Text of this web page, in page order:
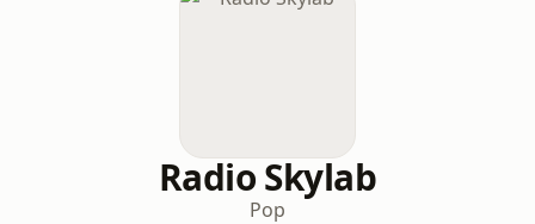
Radio Skylab
Pop